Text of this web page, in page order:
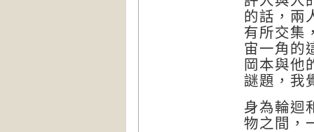
的話，兩
有所交集
宙一角的
岡本與他
謎題，我
身為輪迴
物之間，